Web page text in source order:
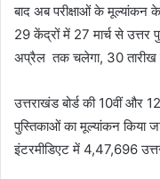
बाद अब परीक्षाओं के मूल्यांकन
29 केंद्रों में 27 मार्च से उत्तर
अप्रैल तक चलेगा, 30 तारीख
उत्तराखंड बोर्ड की 10वीं और
पुस्तिकाओं का मूल्यांकन
इंटरमीडिएट में 4,47,696